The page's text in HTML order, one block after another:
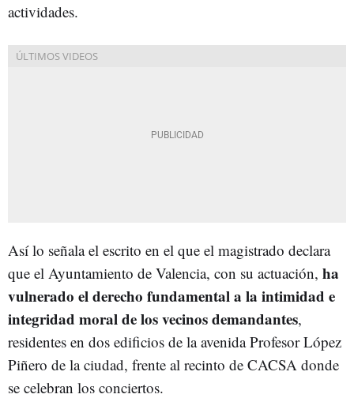
actividades.
Así lo señala el escrito en el que el magistrado declara
que el Ayuntamiento de Valencia, con su actuación, ha
vulnerado el derecho fundamental a la intimidad e
integridad moral de los vecinos demandantes,
residentes en dos edificios de la avenida Profesor López
Piñero de la ciudad, frente al recinto de CACSA donde
se celebran los conciertos.